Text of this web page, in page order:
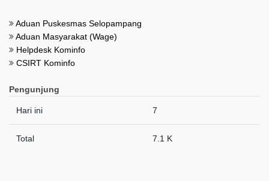
Aduan Puskesmas Selopampang
Aduan Masyarakat (Wage)
Helpdesk Kominfo
CSIRT Kominfo
Pengunjung
Hari ini 7
Total 7.1 K